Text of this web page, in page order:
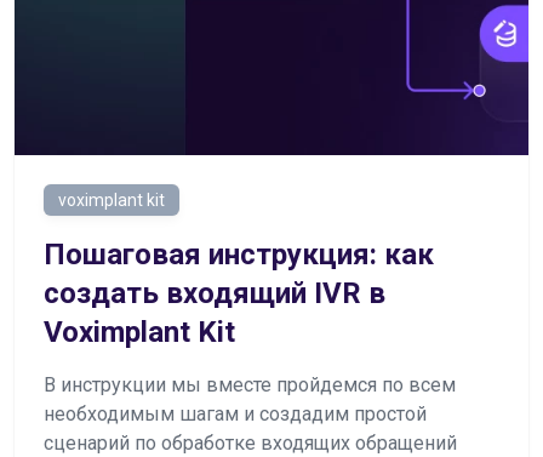
voximplant kit
Пошаговая инструкция: как
создать входящий IVR в
Voximplant Kit
В инструкции мы вместе пройдемся по всем
необходимым шагам и создадим простой
сценарий по обработке входящих обращений